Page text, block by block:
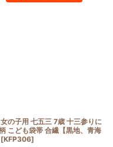
の子用 七五三 7歳 十三参りに
こども袋帯 合繊【黒地、青海
[KFP306]